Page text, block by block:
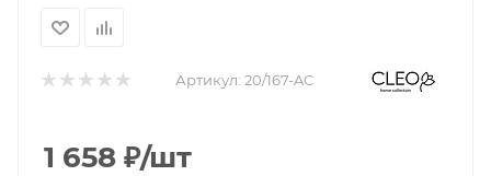
Артикул: 20/167-AC
1 658 ₽/шт